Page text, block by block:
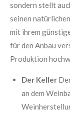
sondern stellt
seinen
mit ihrem
für den Anbau
Produktion
Der Keller
an dem